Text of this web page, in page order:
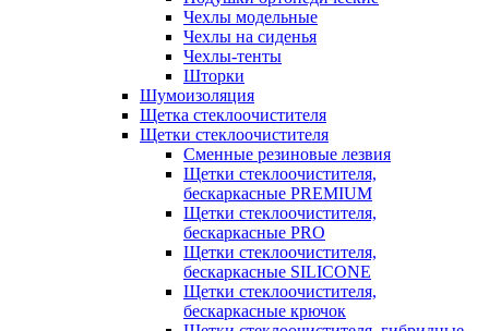
Чехлы модельные
Чехлы на сиденья
Чехлы-тенты
Шторки
Шумоизоляция
Щетка стеклоочистителя
Щетки стеклоочистителя
Сменные резиновые лезвия
Щетки стеклоочистителя,
бескаркасные PREMIUM
Щетки стеклоочистителя,
бескаркасные PRO
Щетки стеклоочистителя,
бескаркасные SILICONE
Щетки стеклоочистителя,
бескаркасные крючок